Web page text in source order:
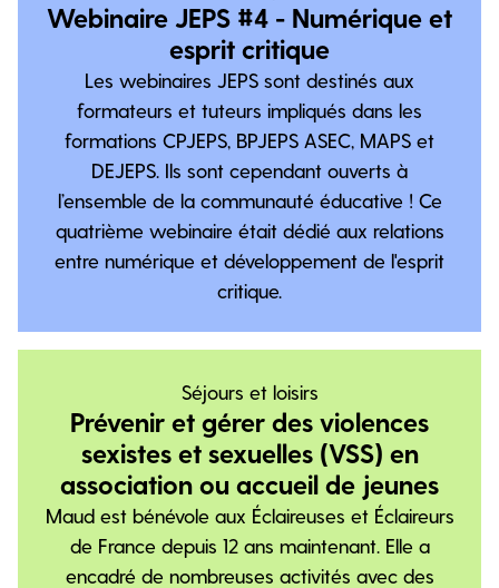
Webinaire JEPS #4 - Numérique et
esprit critique
Les webinaires JEPS sont destinés aux
formateurs et tuteurs impliqués dans les
formations CPJEPS, BPJEPS ASEC, MAPS et
DEJEPS. Ils sont cependant ouverts à
l’ensemble de la communauté éducative ! Ce
quatrième webinaire était dédié aux relations
entre numérique et développement de l'esprit
critique.
Séjours et loisirs
Prévenir et gérer des violences
sexistes et sexuelles (VSS) en
association ou accueil de jeunes
Maud est bénévole aux Éclaireuses et Éclaireurs
de France depuis 12 ans maintenant. Elle a
encadré de nombreuses activités avec des